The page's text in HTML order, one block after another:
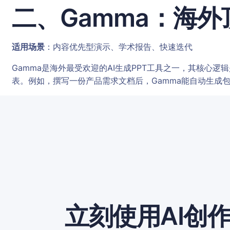
二、Gamma：海
适用场景 ：内容优先型演示、学术报告、快速迭代
Gamma是海外最受欢迎的AI生成PPT工具之一，其核心逻
表。例如，撰写一份产品需求文档后，Gamma能自动生成
立刻使用AI创